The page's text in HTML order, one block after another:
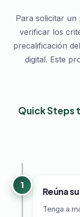
Para solicitar un
verificar los
precalificación
digital. Este
Quick Steps
1
Reúna
Tenga a